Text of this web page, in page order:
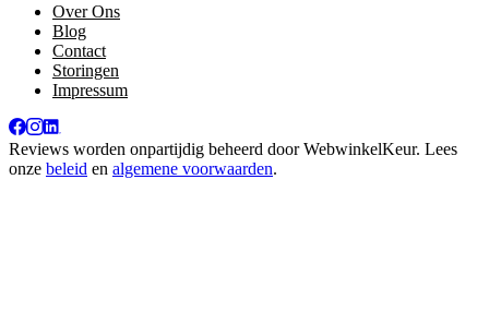
Over Ons
Blog
Contact
Storingen
Impressum
Reviews worden onpartijdig beheerd doorWebwinkelKeur. Lees
onze beleid en algemene voorwaarden.